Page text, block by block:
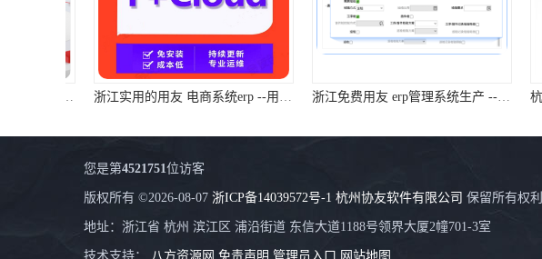
浙江实用的用友 电商系统erp --用友浙江服务 浙江免费用友 erp管理系统生产 --用友浙江服务中心
您是第4521751位访客
版权所有 ©2026-08-07 浙ICP备14039572号-1 杭州协友软件有限公司 保留所有权
地址：浙江省 杭州 滨江区 浦沿街道 东信大道1188号领界大厦2幢701-3室
技术支持： 八方资源网 免责声明 管理员入口 网站地图